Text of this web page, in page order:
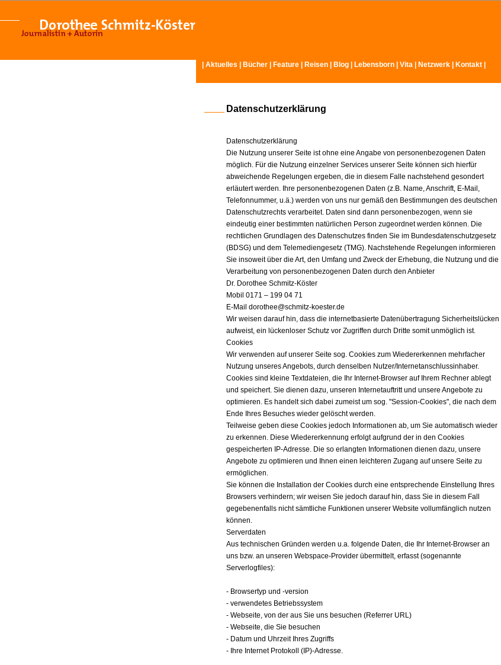
Aktuelles Bücher Feature Reisen Blog Lebensborn Vita Netzwerk Kontakt
Datenschutzerklärung
Datenschutzerklärung
Die Nutzung unserer Seite ist ohne eine Angabe von personenbezogenen Daten
möglich. Für die Nutzung einzelner Services unserer Seite können sich hierfür
abweichende Regelungen ergeben, die in diesem Falle nachstehend gesondert
erläutert werden. Ihre personenbezogenen Daten (z.B. Name, Anschrift, E-Mail,
Telefonnummer, u.ä.) werden von uns nur gemäß den Bestimmungen des deutschen
Datenschutzrechts verarbeitet. Daten sind dann personenbezogen, wenn sie
eindeutig einer bestimmten natürlichen Person zugeordnet werden können. Die
rechtlichen Grundlagen des Datenschutzes finden Sie im Bundesdatenschutzgesetz
(BDSG) und dem Telemediengesetz (TMG). Nachstehende Regelungen informieren
Sie insoweit über die Art, den Umfang und Zweck der Erhebung, die Nutzung und die
Verarbeitung von personenbezogenen Daten durch den Anbieter
Dr. Dorothee Schmitz-Köster
Mobil 0171 – 199 04 71
E-Mail dorothee@schmitz-koester.de
Wir weisen darauf hin, dass die internetbasierte Datenübertragung Sicherheitslücken
aufweist, ein lückenloser Schutz vor Zugriffen durch Dritte somit unmöglich ist.
Cookies
Wir verwenden auf unserer Seite sog. Cookies zum Wiedererkennen mehrfacher
Nutzung unseres Angebots, durch denselben Nutzer/Internetanschlussinhaber.
Cookies sind kleine Textdateien, die Ihr Internet-Browser auf Ihrem Rechner ablegt
und speichert. Sie dienen dazu, unseren Internetauftritt und unsere Angebote zu
optimieren. Es handelt sich dabei zumeist um sog. "Session-Cookies", die nach dem
Ende Ihres Besuches wieder gelöscht werden.
Teilweise geben diese Cookies jedoch Informationen ab, um Sie automatisch wieder
zu erkennen. Diese Wiedererkennung erfolgt aufgrund der in den Cookies
gespeicherten IP-Adresse. Die so erlangten Informationen dienen dazu, unsere
Angebote zu optimieren und Ihnen einen leichteren Zugang auf unsere Seite zu
ermöglichen.
Sie können die Installation der Cookies durch eine entsprechende Einstellung Ihres
Browsers verhindern; wir weisen Sie jedoch darauf hin, dass Sie in diesem Fall
gegebenenfalls nicht sämtliche Funktionen unserer Website vollumfänglich nutzen
können.
Serverdaten
Aus technischen Gründen werden u.a. folgende Daten, die Ihr Internet-Browser an
uns bzw. an unseren Webspace-Provider übermittelt, erfasst (sogenannte
Serverlogfiles):
- Browsertyp und -version
- verwendetes Betriebssystem
- Webseite, von der aus Sie uns besuchen (Referrer URL)
- Webseite, die Sie besuchen
- Datum und Uhrzeit Ihres Zugriffs
- Ihre Internet Protokoll (IP)-Adresse.